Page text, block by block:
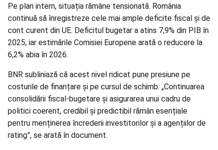
Pe plan intern, situația rămâne tensionată. România
continuă să înregistreze cele mai ample deficite fiscal și de
cont curent din UE. Deficitul bugetar a atins 7,9% din PIB în
2025, iar estimările Comisiei Europene arată o reducere la
6,2% abia în 2026.
BNR subliniază că acest nivel ridicat pune presiune pe
costurile de finanțare și pe cursul de schimb. „Continuarea
consolidării fiscal-bugetare și asigurarea unui cadru de
politici coerent, credibil și predictibil rămân esențiale
pentru menținerea încrederii investitorilor și a agențiilor de
rating”, se arată în document.